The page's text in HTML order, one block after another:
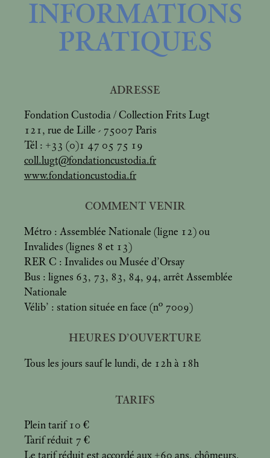
INFORMATIONS
PRATIQUES
ADRESSE
Fondation Custodia / Collection Frits Lugt
121, rue de Lille - 75007 Paris
Tél : +33 (0)1 47 05 75 19
coll.lugt@fondationcustodia.fr
www.fondationcustodia.fr
COMMENT VENIR
Métro : Assemblée Nationale (ligne 12) ou
Invalides (lignes 8 et 13)
RER C : Invalides ou Musée d’Orsay
Bus : lignes 63, 73, 83, 84, 94, arrêt Assemblée
Nationale
Vélib’ : station située en face (n° 7009)
HEURES D’OUVERTURE
Tous les jours sauf le lundi, de 12h à 18h
TARIFS
Plein tarif 10 €
Tarif réduit 7 €